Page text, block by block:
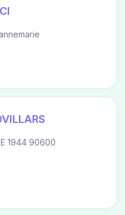
1944 90600